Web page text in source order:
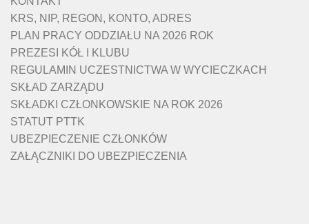
KRS, NIP, REGON, KONTO, ADRES
PLAN PRACY ODDZIAŁU NA 2026 ROK
PREZESI KÓŁ I KLUBU
REGULAMIN UCZESTNICTWA W WYCIECZKACH
SKŁAD ZARZĄDU
SKŁADKI CZŁONKOWSKIE NA ROK 2026
STATUT PTTK
UBEZPIECZENIE CZŁONKÓW
ZAŁĄCZNIKI DO UBEZPIECZENIA